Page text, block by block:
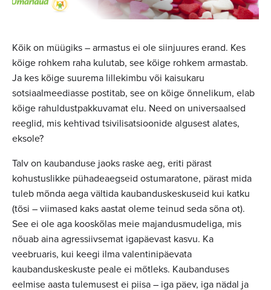
Kõik on müügiks – armastus ei ole siinjuures erand. Kes
kõige rohkem raha kulutab, see kõige rohkem armastab.
Ja kes kõige suurema lillekimbu või kaisukaru
sotsiaalmeediasse postitab, see on kõige õnnelikum, elab
kõige rahuldustpakkuvamat elu. Need on universaalsed
reeglid, mis kehtivad tsivilisatsioonide algusest alates,
eksole?
Talv on kaubanduse jaoks raske aeg, eriti pärast
kohustuslikke pühadeaegseid ostumaratone, pärast mida
tuleb mõnda aega vältida kaubanduskeskuseid kui katku
(tõsi – viimased kaks aastat oleme teinud seda sõna ot).
See ei ole aga kooskõlas meie majandusmudeliga, mis
nõuab aina agressiivsemat igapäevast kasvu. Ka
veebruaris, kui keegi ilma valentinipäevata
kaubanduskeskuste peale ei mõtleks. Kaubanduses
eelmise aasta tulemusest ei piisa – iga päev, iga nädal ja